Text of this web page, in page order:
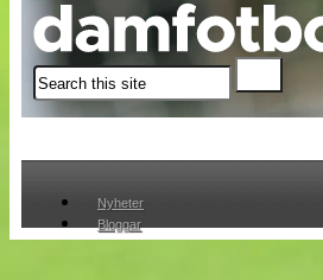
Sök
Nyheter
Bloggar